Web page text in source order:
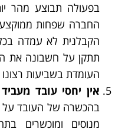
בפעולה תבוצע מהר
החברה שפחות
הקבלנית לא עמדה
תתקן על חשבונה את
העומדת בשביעות
אין יחסי עובד מעביד
בהכשרה של העובד על
מנוסים ומוכשרים